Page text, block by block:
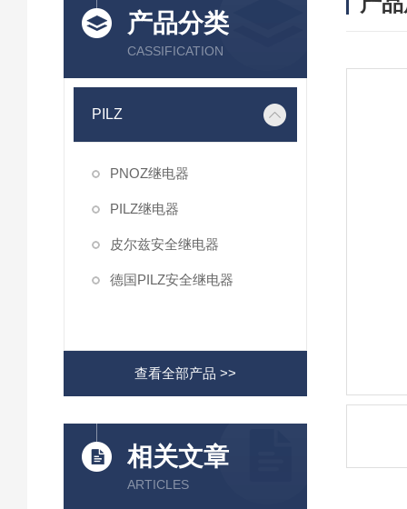
产品分类
CASSIFICATION
PILZ
PNOZ继电器
PILZ继电器
皮尔兹安全继电器
德国PILZ安全继电器
查看全部产品 >>
相关文章
ARTICLES